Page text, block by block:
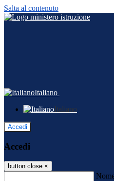
Salta al contenuto
Italiano
Italiano
Accedi
Accedi
button close ×